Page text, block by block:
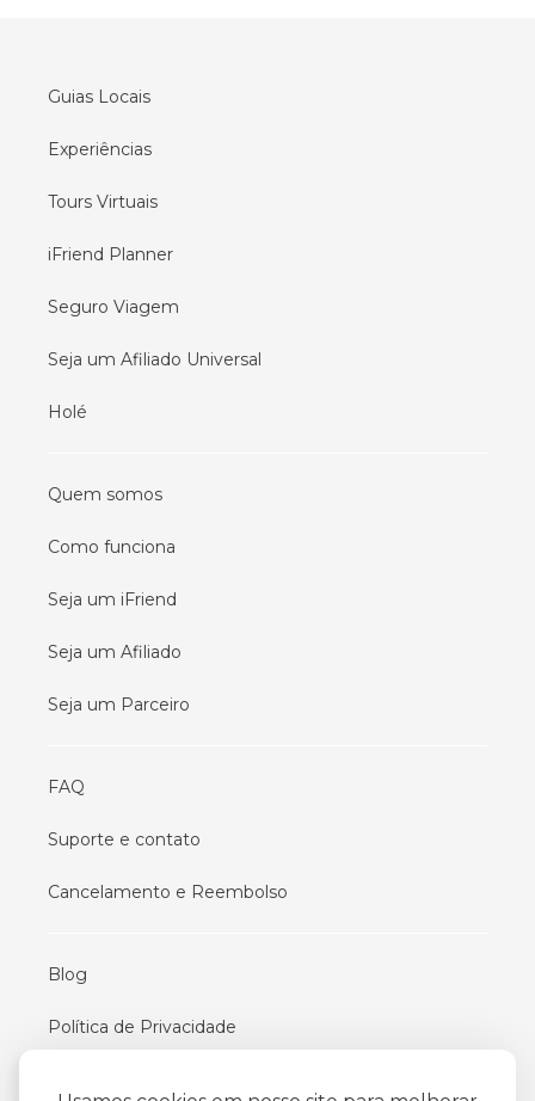
Guias Locais
Experiências
Tours Virtuais
iFriend Planner
Seguro Viagem
Seja um Afiliado Universal
Holé
Quem somos
Como funciona
Seja um iFriend
Seja um Afiliado
Seja um Parceiro
FAQ
Suporte e contato
Cancelamento e Reembolso
Blog
Política de Privacidade